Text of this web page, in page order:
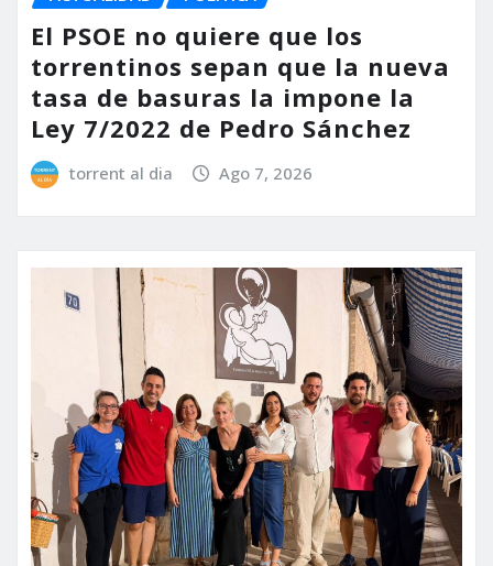
El PSOE no quiere que los
torrentinos sepan que la nueva
tasa de basuras la impone la
Ley 7/2022 de Pedro Sánchez
torrent al dia Ago 7, 2026